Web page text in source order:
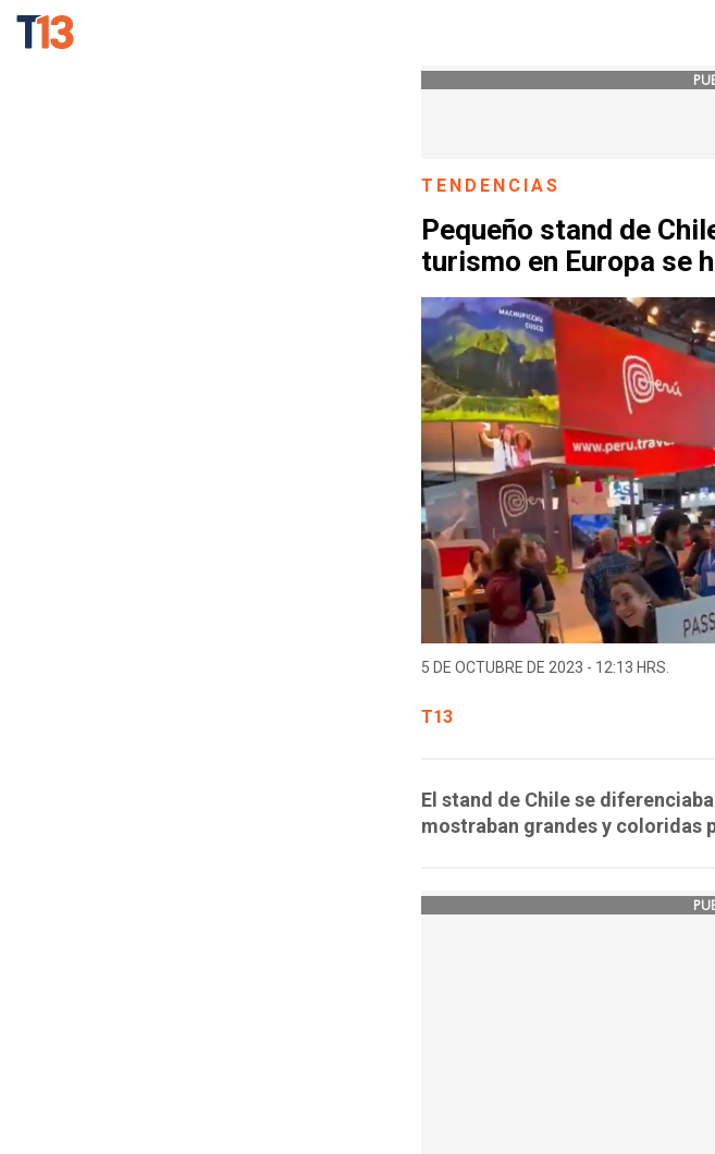
TENDENCIAS
Pequeño stand de
turismo en Europa se
5 DE OCTUBRE DE 2023 - 12:13 HRS.
T13
El stand de Chile se
mostraban grandes y coloridas